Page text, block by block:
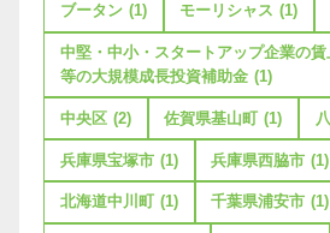
ブータン (1) モーリシャス (1)
中堅・中小・スタートアップ企業の
等の大規模成長投資補助金 (1)
中央区 (2) 佐賀県基山町 (1)
兵庫県宝塚市 (1) 兵庫県西脇市 (1)
北海道中川町 (1) 千葉県浦安市 (1)